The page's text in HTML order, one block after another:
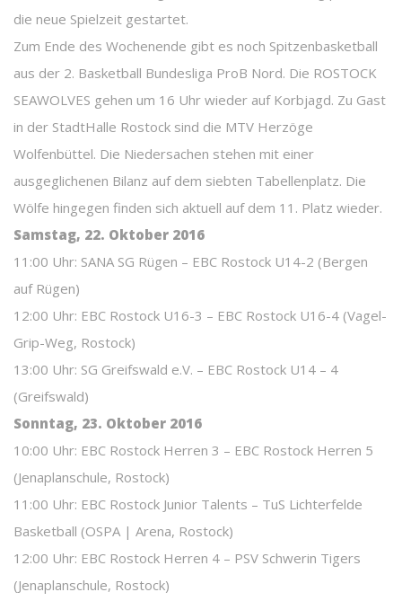
die neue Spielzeit gestartet.
Zum Ende des Wochenende gibt es noch Spitzenbasketball
aus der 2. Basketball Bundesliga ProB Nord. Die ROSTOCK
SEAWOLVES gehen um 16 Uhr wieder auf Korbjagd. Zu Gast
in der StadtHalle Rostock sind die MTV Herzöge
Wolfenbüttel. Die Niedersachen stehen mit einer
ausgeglichenen Bilanz auf dem siebten Tabellenplatz. Die
Wölfe hingegen finden sich aktuell auf dem 11. Platz wieder.
Samstag, 22. Oktober 2016
11:00 Uhr: SANA SG Rügen – EBC Rostock U14-2 (Bergen
auf Rügen)
12:00 Uhr: EBC Rostock U16-3 – EBC Rostock U16-4 (Vagel-
Grip-Weg, Rostock)
13:00 Uhr: SG Greifswald e.V. – EBC Rostock U14 – 4
(Greifswald)
Sonntag, 23. Oktober 2016
10:00 Uhr: EBC Rostock Herren 3 – EBC Rostock Herren 5
(Jenaplanschule, Rostock)
11:00 Uhr: EBC Rostock Junior Talents – TuS Lichterfelde
Basketball (OSPA | Arena, Rostock)
12:00 Uhr: EBC Rostock Herren 4 – PSV Schwerin Tigers
(Jenaplanschule, Rostock)